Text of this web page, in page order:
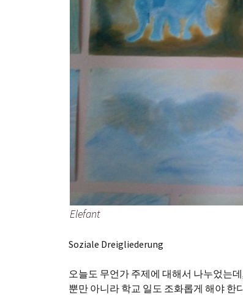
Elefant
Soziale Dreigliederung
오늘도 무언가 주제에 대해서 나누었는
뿐만 아니라 학교 일도 조화롭게 해야 한